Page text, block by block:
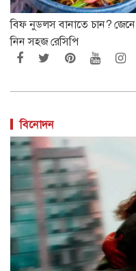
বিফ নুডলস বানাতে চান? জেনে
নিন সহজ রেসিপি
বিনোদন